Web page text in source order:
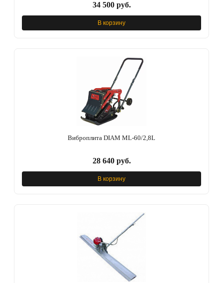
34 500 руб.
В корзину
Виброплита DIAM ML-60/2,8L
28 640 руб.
В корзину